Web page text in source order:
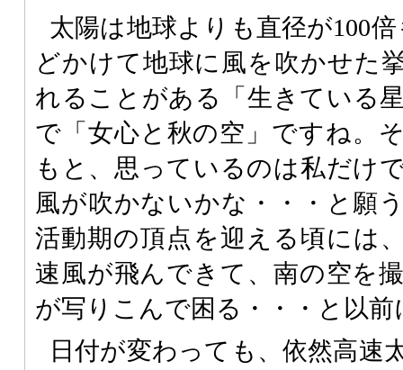
太陽は地球よりも直径が100
どかけて地球に風を吹かせた
れることがある「生きている
で「女心と秋の空」ですね。
もと、思っているのは私だけ
風が吹かないかな・・・と願
活動期の頂点を迎える頃には
速風が飛んできて、南の空を
が写りこんで困る・・・と以
日付が変わっても、依然高速